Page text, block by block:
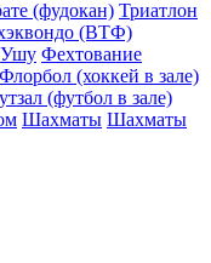
(фудокан) Триатлон
(ВТФ)
Ушу Фехтование
Флорбол (хоккей в зале)
(футбол в зале)
Шахматы Шахматы